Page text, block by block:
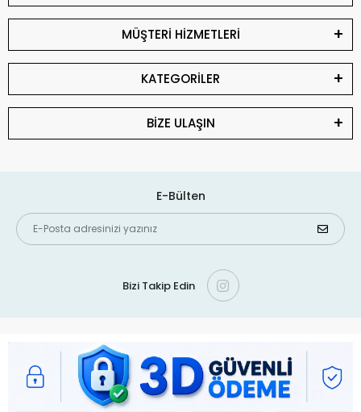
MÜŞTERİ HİZMETLERİ
KATEGORİLER
BİZE ULAŞIN
E-Bülten
Bizi Takip Edin